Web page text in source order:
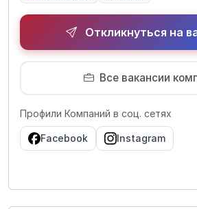
Откликнуться на
Все вакансии
Профили Компаний в соц. сетях
Facebook Instagram